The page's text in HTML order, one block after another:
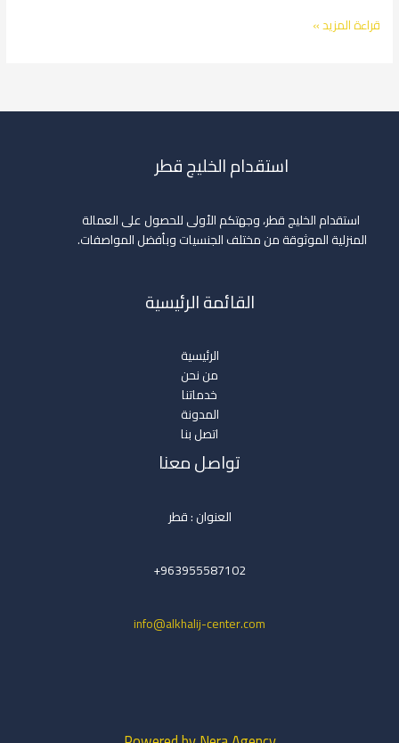
قراءة المزيد »
استقدام الخليج قطر
استقدام الخليج قطر، وجهتكم الأولى للحصول على العمالة
المنزلية الموثوقة من مختلف الجنسيات وبأفضل المواصفات.
القائمة الرئيسية
الرئيسية
من نحن
خدماتنا
المدونة
اتصل بنا
تواصل معنا
العنوان : قطر
963955587102+
info@alkhalij-center.com